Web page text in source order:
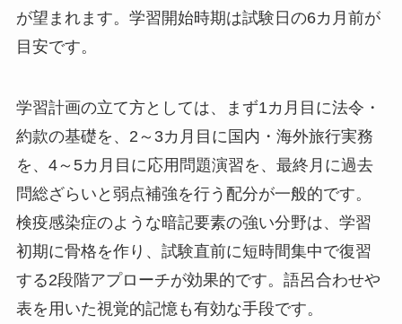
が望まれます。学習開始時期は試験日の6カ月前が
目安です。
学習計画の立て方としては、まず1カ月目に法令・
約款の基礎を、2～3カ月目に国内・海外旅行実務
を、4～5カ月目に応用問題演習を、最終月に過去
問総ざらいと弱点補強を行う配分が一般的です。
検疫感染症のような暗記要素の強い分野は、学習
初期に骨格を作り、試験直前に短時間集中で復習
する2段階アプローチが効果的です。語呂合わせや
表を用いた視覚的記憶も有効な手段です。